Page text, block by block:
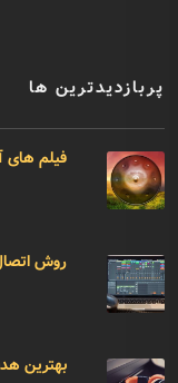
پربازدیدترین ها
فیلم های
روش
بهترین